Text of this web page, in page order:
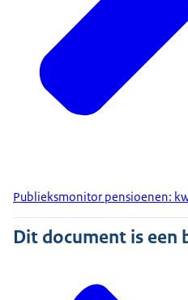
Publieksmonitor pensioenen:
Dit document is een